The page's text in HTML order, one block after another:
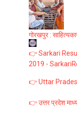
गोरखपुर :
👉 Sarkari
2019 -
👉 Uttar
👉 उत्तर प्रदेश